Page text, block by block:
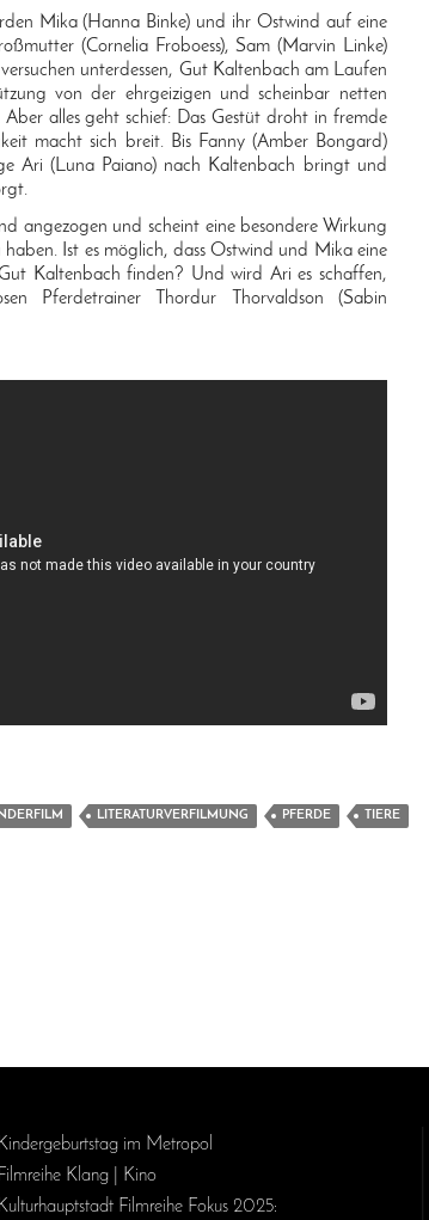
Mika (Hanna Binke) und ihr Ostwind auf eine
(Cornelia Froboess), Sam (Marvin Linke)
unterdessen, Gut Kaltenbach am Laufen
von der ehrgeizigen und scheinbar netten
Aber alles geht schief: Das Gestüt droht in fremde
macht sich breit. Bis Fanny (Amber Bongard)
Ari (Luna Paiano) nach Kaltenbach bringt und
angezogen und scheint eine besondere Wirkung
Ist es möglich, dass Ostwind und Mika eine
Kaltenbach finden? Und wird Ari es schaffen,
Pferdetrainer Thordur Thorvaldson (Sabin
LITERATURVERFILMUNG PFERDE TIERE
Kinder­geburts­tag im Metropol
Filmreihe Klang | Kino
Kulturhauptstadt Filmreihe Fokus 2025: